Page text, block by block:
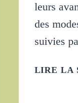
leurs
des
suivies
LIRE LA